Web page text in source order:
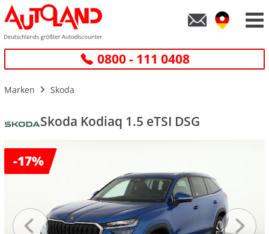
0800 - 111 0408
Marken Skoda
Skoda Kodiaq 1.5 eTSI DSG
-17%